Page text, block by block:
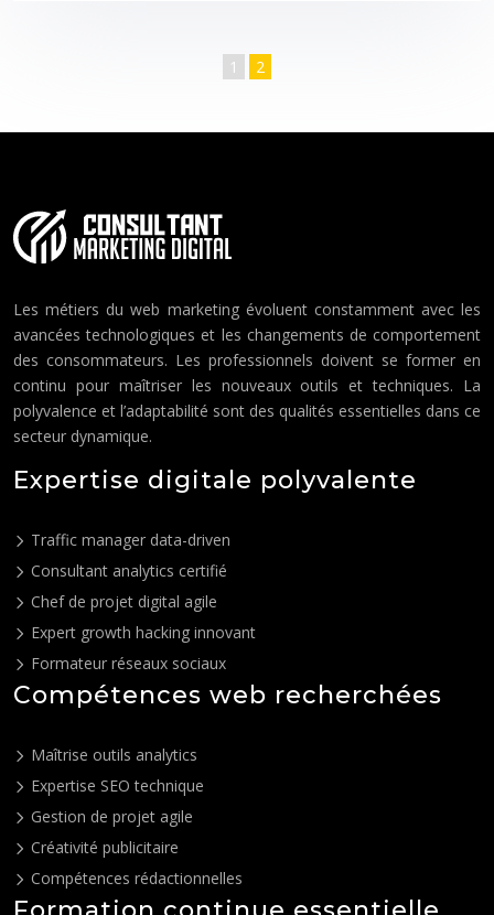
1 2
Les métiers du web marketing évoluent constamment avec les
avancées technologiques et les changements de comportement
des consommateurs. Les professionnels doivent se former en
continu pour maîtriser les nouveaux outils et techniques. La
polyvalence et l’adaptabilité sont des qualités essentielles dans ce
secteur dynamique.
Expertise digitale polyvalente
Traffic manager data-driven
Consultant analytics certifié
Chef de projet digital agile
Expert growth hacking innovant
Formateur réseaux sociaux
Compétences web recherchées
Maîtrise outils analytics
Expertise SEO technique
Gestion de projet agile
Créativité publicitaire
Compétences rédactionnelles